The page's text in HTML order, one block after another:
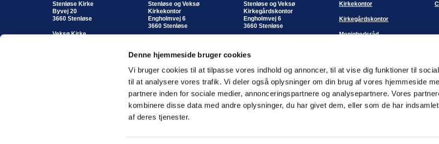
Denne hjemmeside bruger cookies
Vi bruger cookies til at tilpasse vores indhold og annoncer, til at vise dig funktioner til
til at analysere vores trafik. Vi deler også oplysninger om din brug af vores hjemmeside
partnere inden for sociale medier, annonceringspartnere og analysepartnere. Vores
kombinere disse data med andre oplysninger, du har givet dem, eller som de har
af deres tjenester.
Stenløse Kirke
Byvej 20
3660 Stenløse
Veksø Kirke
Stenløse og Veksø
Kirkekontor
Engholmvej 6
3660 Stenløse
kl. 10:00 - 12:00 eller
Koordinerende kordegn
Susan Enghave
Telefon: 4717 1904
Email suse@km.dk
Stenløse og Veksø
Kirkegårdskontor
Engholmvej 6
3660 Stenløse
kl. 10:00 - 12:00 eller
Kirkegårdsleder
Pia Hostrup Andreasen
Mobil: 3050 2362
Kirkekontor
Kirkegårdskontor
Menighedsråd
Log på ChurchDesk